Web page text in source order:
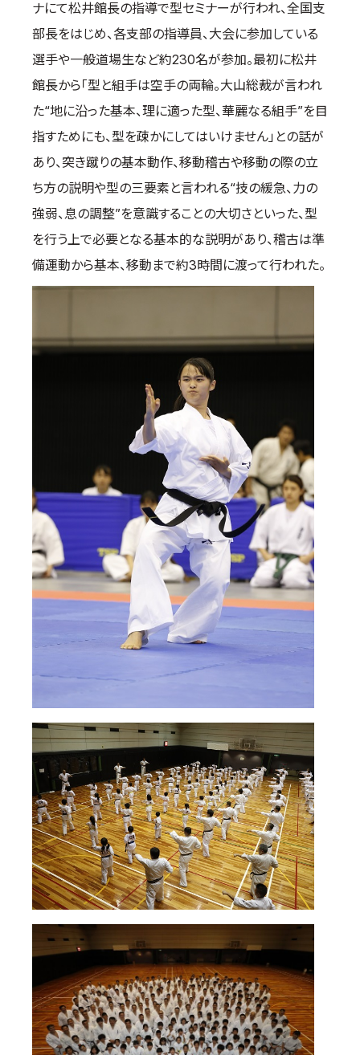
Language
日本語
ナにて松井館長の指導で型セミナーが行われ、全国支
部長をはじめ、各支部の指導員、大会に参加している
選手や一般道場生など約230名が参加。最初に松井
館長から「型と組手は空手の両輪。大山総裁が言われ
た“地に沿った基本、理に適った型、華麗なる組手”を目
指すためにも、型を疎かにしてはいけません」との話が
あり、突き蹴りの基本動作、移動稽古や移動の際の立
ち方の説明や型の三要素と言われる“技の緩急、力の
強弱、息の調整”を意識することの大切さといった、型
を行う上で必要となる基本的な説明があり、稽古は準
備運動から基本、移動まで約3時間に渡って行われた。